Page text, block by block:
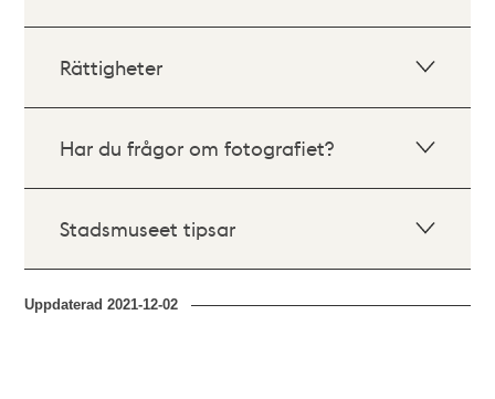
Rättigheter
Har du frågor om fotografiet?
Stadsmuseet tipsar
Uppdaterad2021-12-02